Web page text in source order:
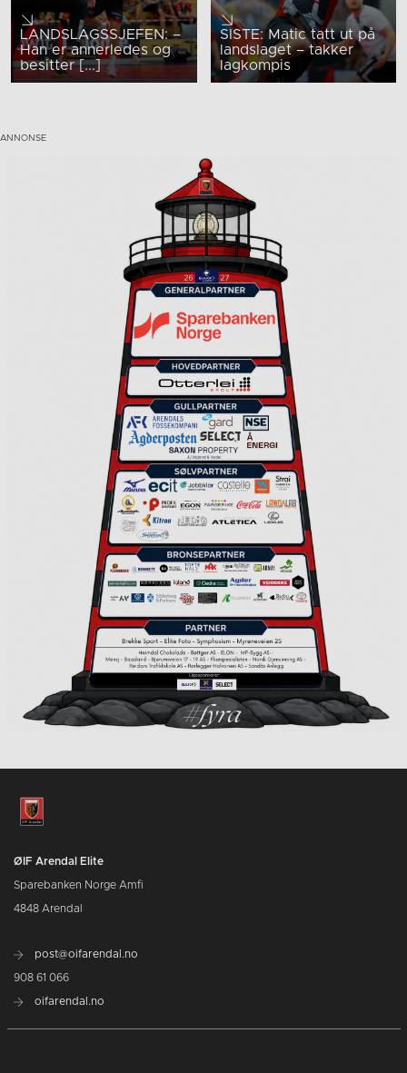
LANDSLAGSSJEFEN: –
Han er annerledes og
besitter [...]
SISTE: Matic tatt ut på
landslaget – takker
lagkompis
ØIF Arendal Elite
Sparebanken Norge Amfi
4848 Arendal
post@oifarendal.no
908 61 066
oifarendal.no